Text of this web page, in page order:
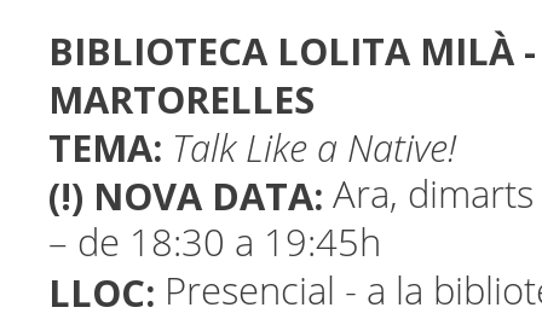
BIBLIOTECA LOLITA MILÀ
MARTORELLES
TEMA: Talk Like a Native!
(!) NOVA DATA: Ara,
– de 18:30 a 19:45h
LLOC: Presencial - a la